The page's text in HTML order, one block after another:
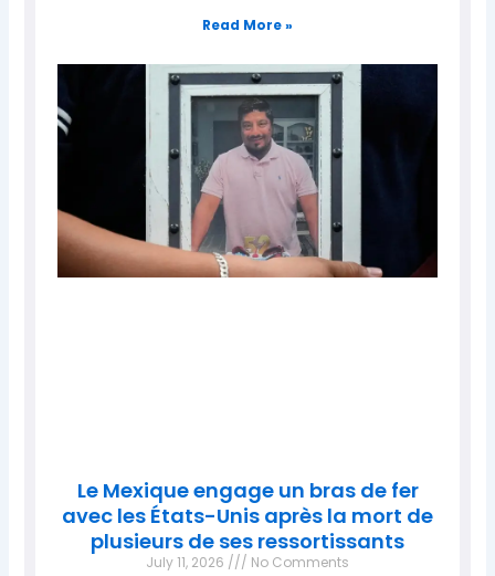
Read More »
Le Mexique engage un bras de fer
avec les États-Unis après la mort de
plusieurs de ses ressortissants
July 11, 2026
No Comments